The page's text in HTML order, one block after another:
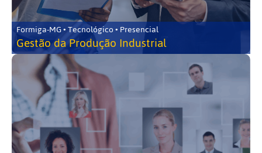
Formiga-MG • Tecnológico • Presencial
Gestão da Produção Industrial